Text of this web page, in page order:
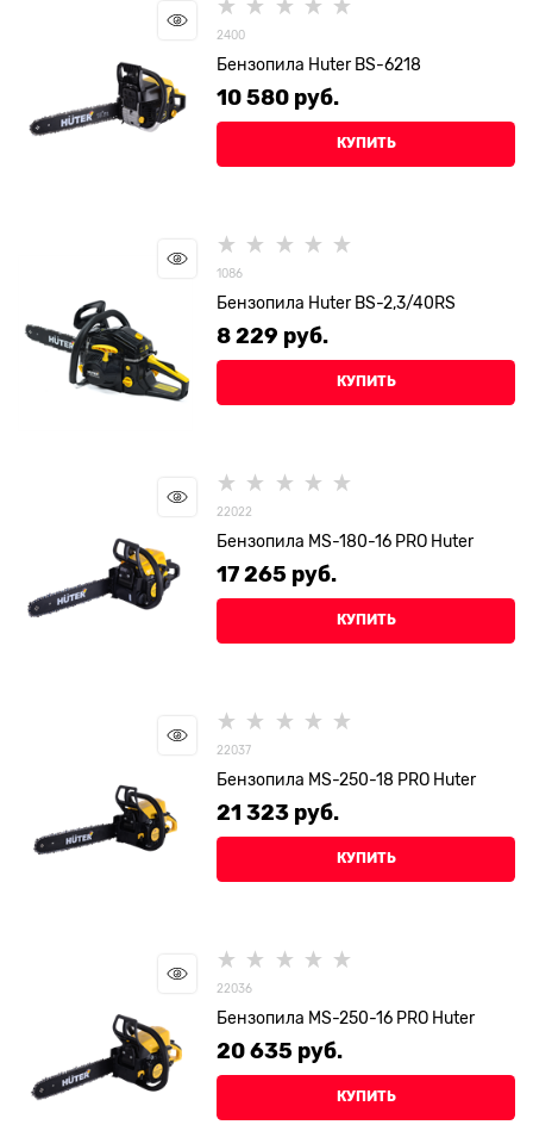
2400
Бензопила Huter BS-6218
10 580 руб.
КУПИТЬ
1086
Бензопила Huter BS-2,3/40RS
8 229 руб.
КУПИТЬ
22022
Бензопила MS-180-16 PRO Huter
17 265 руб.
КУПИТЬ
22037
Бензопила MS-250-18 PRO Huter
21 323 руб.
КУПИТЬ
22036
Бензопила MS-250-16 PRO Huter
20 635 руб.
КУПИТЬ